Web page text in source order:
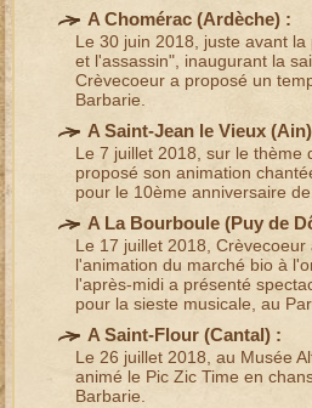
A Chomérac (Ardèche) :
Le 30 juin 2018, juste avant
et l'assassin", inaugurant la
Crèvecoeur a proposé un
Barbarie.
A Saint-Jean le Vieux (Ain
Le 7 juillet 2018, sur le thème
proposé son animation
pour le 10ème anniversaire
A La Bourboule (Puy de
Le 17 juillet 2018, Crèvecoeur
l'animation du marché bio à
l'après-midi a présenté
pour la sieste musicale, au
A Saint-Flour (Cantal) :
Le 26 juillet 2018, au Musée
animé le Pic Zic Time en
Barbarie.